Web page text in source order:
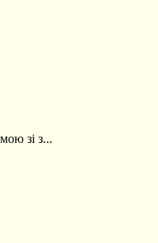
зі з...